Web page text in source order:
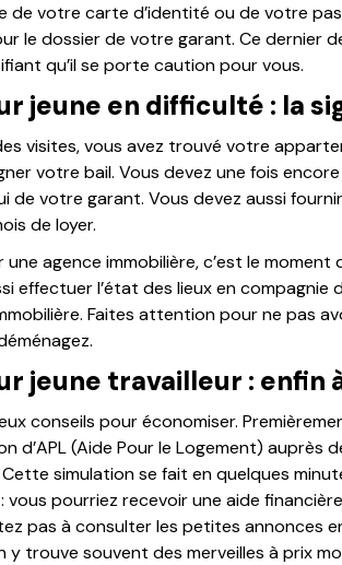
de votre carte d’identité ou de votre
le dossier de votre garant. Ce dernier
qu’il se porte caution pour vous.
jeune en difficulté : la
visites, vous avez trouvé votre
votre bail. Vous devez une fois
de votre garant. Vous devez aussi
de loyer.
agence immobilière, c’est le moment
effectuer l’état des lieux en compagnie
Faites attention pour ne pas
jeune travailleur : enfin
conseils pour économiser.
d’APL (Aide Pour le Logement) auprès
Cette simulation se fait en quelques
pourriez recevoir une aide
pas à consulter les petites annonces
y trouve souvent des merveilles à prix